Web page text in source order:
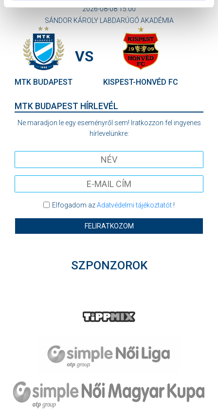
2026-08-08 15:00
SÁNDOR KÁROLY LABDARÚGÓ AKADÉMIA
MTK BUDAPEST
VS
KISPEST-HONVÉD FC
MTK BUDAPEST HÍRLEVÉL
Ne maradjon le egy eseményről sem! Iratkozzon fel ingyenes
hírlevelünkre:
Elfogadom azAdatvédelmi tájékoztatót!
FELIRATKOZOM
SZPONZOROK